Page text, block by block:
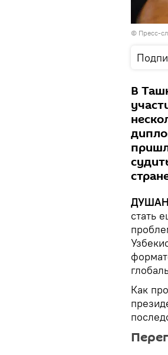
© Пресс-
В
стать
Как